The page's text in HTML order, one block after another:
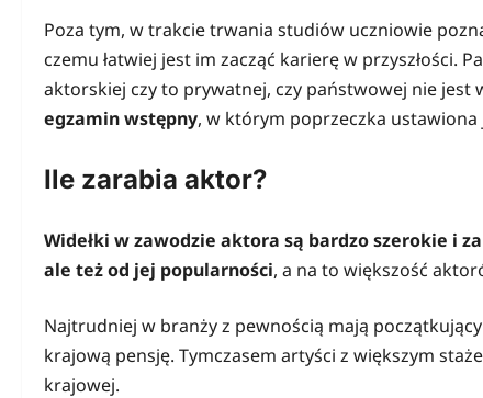
Poza tym, w trakcie trwania studiów uczniowie
czemu łatwiej jest im zacząć karierę w przyszłości.
aktorskiej czy to prywatnej, czy państwowej nie jest
egzamin wstępny, w którym poprzeczka ustawiona
Ile zarabia aktor?
Widełki w zawodzie aktora są bardzo szerokie i
ale też od jej popularności, a na to większość
Najtrudniej w branży z pewnością mają
krajową pensję. Tymczasem artyści z większym
krajowej.